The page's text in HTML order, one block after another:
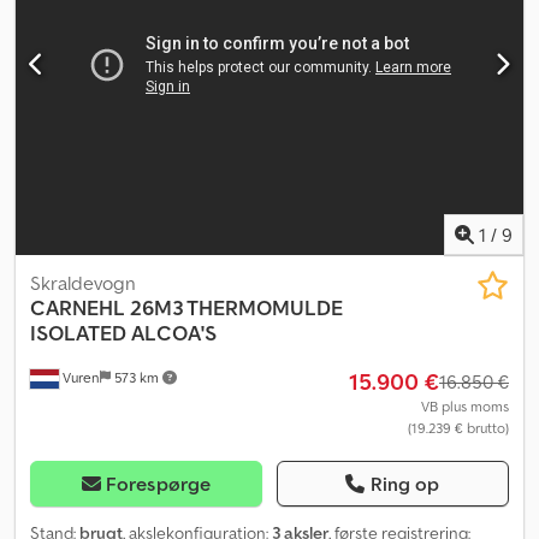
gerne dit brugte køretøj i bytte. Finansiering kan arrangeres
direkte hos os. GOLEC NUTZFAHRZEUGE GMBH Vi taler: tysk,
engelsk, spansk, polsk, ukrainsk, russisk, bulgarsk.
1 / 9
Vuren 573 km
Skraldevogn
CARNEHL 26M3 THERMOMULDE
ISOLATED ALCOA'S
15.900 €16.850 €
VB plus moms
(19.239 € brutto)
Forespørge Ring op
Stand: brugt, akslekonfiguration: 3 aksler, første registrering: